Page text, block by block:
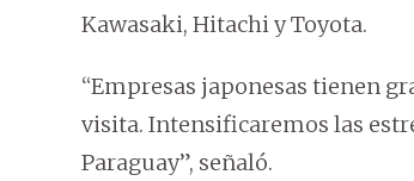
Kawasaki, Hitachi y Toyota.
“Empresas japonesas tienen
visita. Intensificaremos las
Paraguay”, señaló.